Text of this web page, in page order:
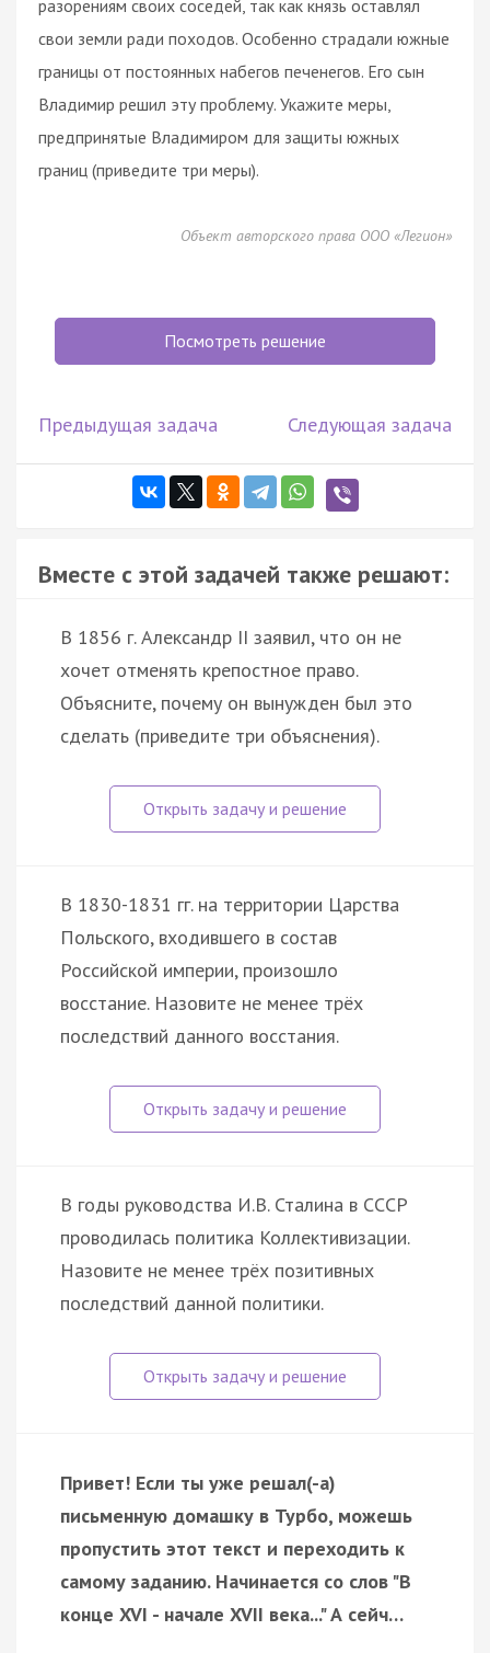
разорениям своих соседей, так как князь оставлял
свои земли ради походов. Особенно страдали южные
границы от постоянных набегов печенегов. Его сын
Владимир решил эту проблему. Укажите меры,
предпринятые Владимиром для защиты южных
границ (приведите три меры).
Объект авторского права ООО «Легион»
Посмотреть решение
Предыдущая задача Следующая задача
Вместе с этой задачей также решают:
В 1856 г. Александр II заявил, что он не
хочет отменять крепостное право.
Объясните, почему он вынужден был это
сделать (приведите три объяснения).
В 1830-1831 гг. на территории Царства
Польского, входившего в состав
Российской империи, произошло
восстание. Назовите не менее трёх
последствий данного восстания.
В годы руководства И.В. Сталина в СССР
проводилась политика Коллективизации.
Назовите не менее трёх позитивных
последствий данной политики.
Привет! Если ты уже решал(-а)
письменную домашку в Турбо, можешь
пропустить этот текст и переходить к
самому заданию. Начинается со слов "В
конце XVI - начале XVII века..." А сейч…